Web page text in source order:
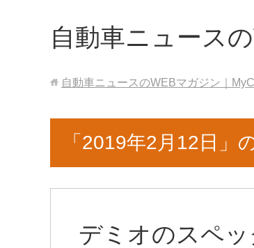
自動車ニュース
自動車ニュースのWEBマガジン｜
「2019年2月12日」
デミオのスペ